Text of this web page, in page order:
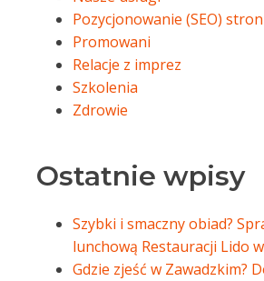
Pozycjonowanie (SEO) stron
Promowani
Relacje z imprez
Szkolenia
Zdrowie
Ostatnie wpisy
Szybki i smaczny obiad?
lunchową Restauracji Lido
Gdzie zjeść w Zawadzkim?